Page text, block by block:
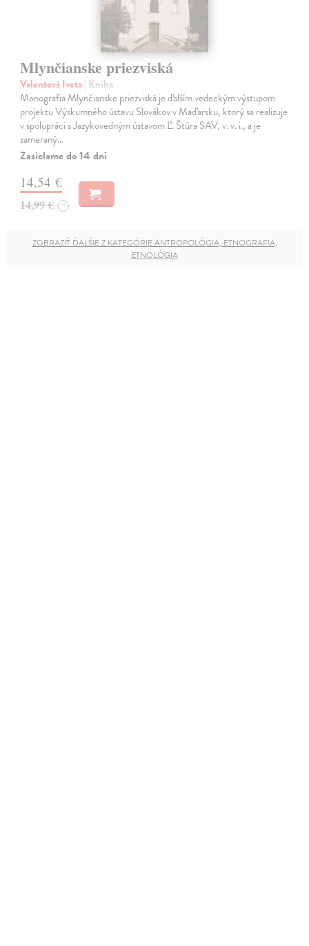
Mlynčianske priezviská
Valentová Iveta| Kniha
Monografia Mlynčianske priezviská je ďalším vedeckým výstupom
projektu Výskumného ústavu Slovákov v Maďarsku, ktorý sa realizuje
v spolupráci s Jazykovedným ústavom Ľ. Štúra SAV, v. v. i., a je
zameraný…
Zasielame do 14 dní
14,54 €
14,99 € ?
ZOBRAZIŤ ĎALŠIE Z KATEGÓRIE ANTROPOLÓGIA, ETNOGRAFIA,
ETNOLÓGIA